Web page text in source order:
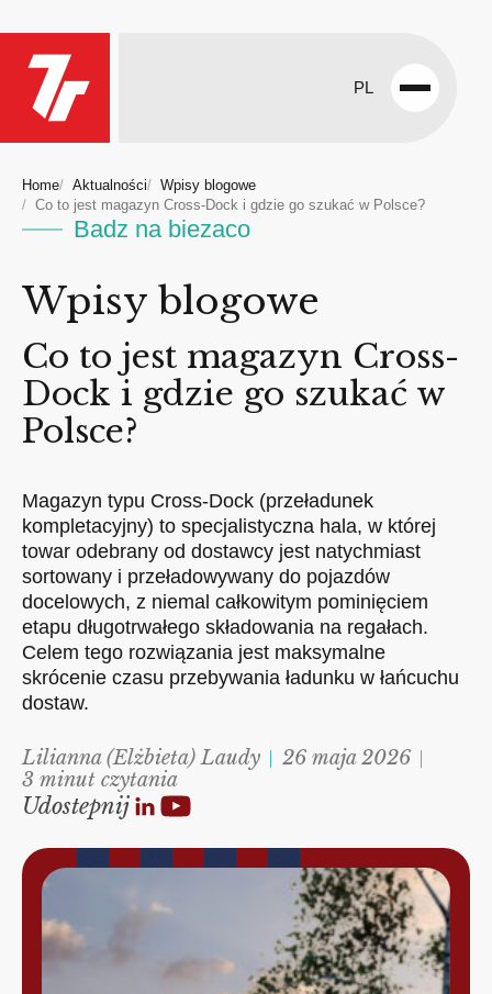
PL
Open
Home Aktualności
Wpisy blogowe
Co to jest magazyn Cross-Dock i gdzie go szukać w Polsce?
Badz na biezaco
Wpisy blogowe
Co to jest magazyn Cross-
Dock i gdzie go szukać w
Polsce?
Magazyn typu Cross-Dock (przeładunek
kompletacyjny) to specjalistyczna hala, w której
towar odebrany od dostawcy jest natychmiast
sortowany i przeładowywany do pojazdów
docelowych, z niemal całkowitym pominięciem
etapu długotrwałego składowania na regałach.
Celem tego rozwiązania jest maksymalne
skrócenie czasu przebywania ładunku w łańcuchu
dostaw.
Lilianna (Elżbieta) Laudy
26 maja 2026
3 minut czytania
Udostepnij